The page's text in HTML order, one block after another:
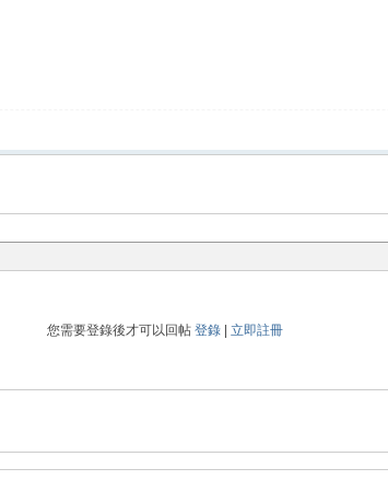
您需要登錄後才可以回帖登錄 |立即註冊